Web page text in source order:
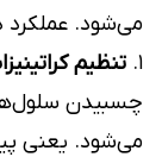
می‌شود.
۱. تنظیم
چسبیدن
می‌شود. یعنی